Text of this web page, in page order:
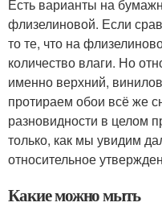
Есть варианты на
флизелиновой. Если
то те, что на
количество влаги. Но
именно верхний,
протираем обои всё же
разновидности в целом
только, как мы увидим
относительное
Какие можно мыть